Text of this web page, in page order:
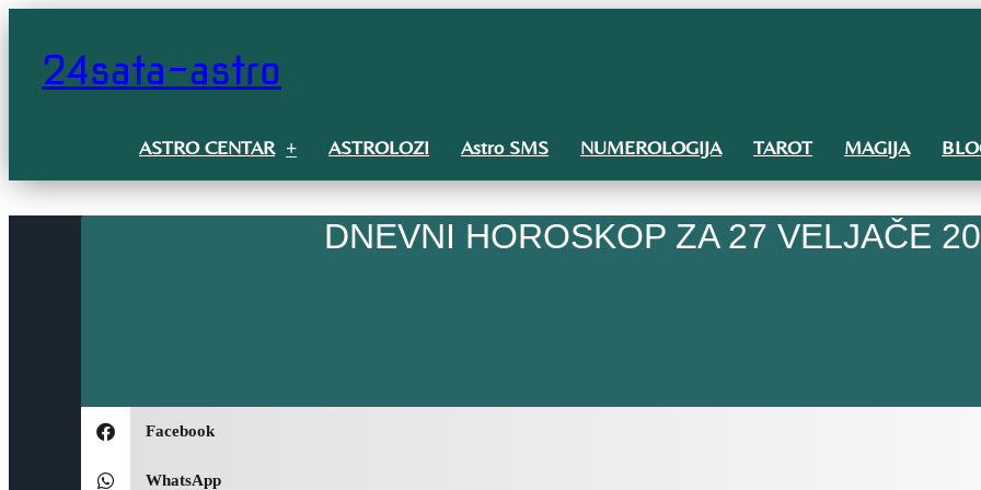
sadržaj24sata-astro
ASTRO CENTAR ASTROLOZI Astro SMS NUMEROLOGIJA TAROT MAGIJA
DNEVNI HOROSKOP ZA 27 VELJAČE
Facebook
WhatsApp